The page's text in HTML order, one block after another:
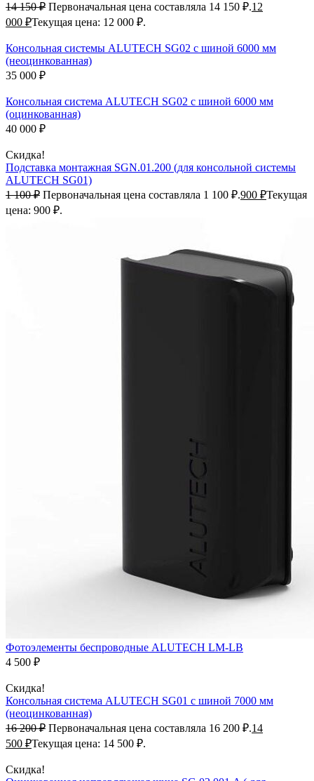
14 150₽ Первоначальная цена составляла 14 150 ₽.12
000 ₽Текущая цена: 12 000 ₽.
Консольная системы ALUTECH SG02 с шиной 6000 мм
(неоцинкованная)
35 000 ₽
Консольная система ALUTECH SG02 с шиной 6000 мм
(оцинкованная)
40 000 ₽
Скидка!
Подставка монтажная SGN.01.200 (для консольной системы
ALUTECH SG01)
1 100₽ Первоначальная цена составляла 1 100 ₽.900 ₽Текущая
цена: 900 ₽.
Фотоэлементы беспроводные ALUTECH LM-LB
4 500 ₽
Скидка!
Консольная система ALUTECH SG01 с шиной 7000 мм
(неоцинкованная)
16 200₽ Первоначальная цена составляла 16 200 ₽.14
500 ₽Текущая цена: 14 500 ₽.
Скидка!